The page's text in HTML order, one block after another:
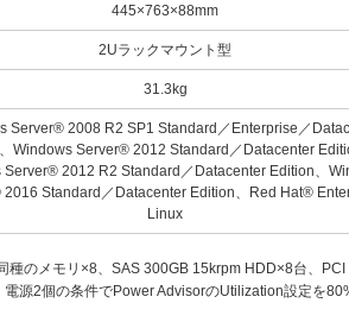
445×763×88mm
2Uラックマウント型
31.3kg
Server® 2008 R2 SP1 Standard／Enterprise／
Windows Server® 2012 Standard／Datacenter
Server® 2012 R2 Standard／Datacenter Edition、
Standard／Datacenter Edition、Red Hat®
Linux
のメモリ×8、SAS 300GB 15krpm HDD×8台、
源2個の条件でPower AdvisorのUtilization設定を